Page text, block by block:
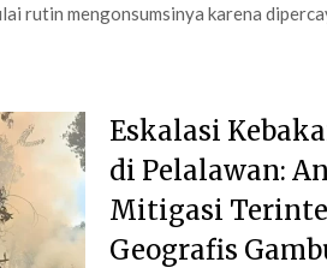
rutin mengonsumsinya karena
Eskalasi
di Pelalawan:
Mitigasi
Geografis